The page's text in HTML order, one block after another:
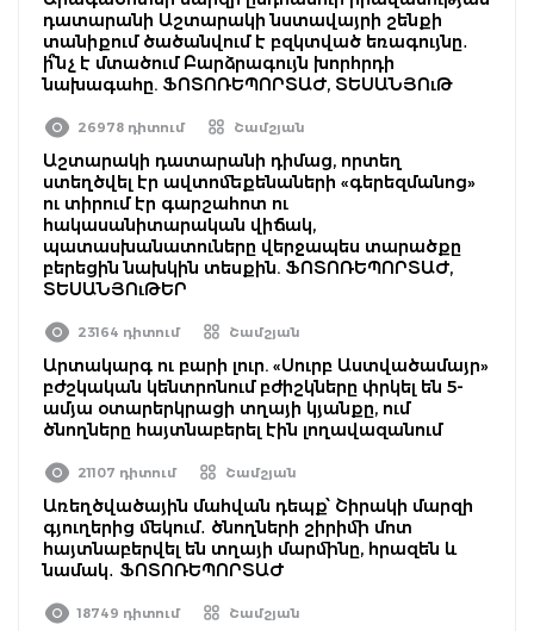
դատարանի Աշտարակի նստավայրի շենքի
տանիքում ծածանվում է բզկտված եռագույնը․
ի՞նչ է մտածում Բարձրագույն խորհրդի
նախագահը. ՖՈՏՈՌԵՊՈՐՏԱԺ, ՏԵՍԱՆՅՈւԹ
26978 դիտում Շամշյան
Աշտարակի դատարանի դիմաց, որտեղ
ստեղծվել էր ավտոմեքենաների «գերեզմանոց»
ու տիրում էր գարշահոտ ու
հակասանիտարական վիճակ,
պատասխանատուները վերջապես տարածքը
բերեցին նախկին տեսքին. ՖՈՏՈՌԵՊՈՐՏԱԺ,
ՏԵՍԱՆՅՈւԹԵՐ
23164 դիտում Շամշյան
Արտակարգ ու բարի լուր. «Սուրբ Աստվածամայր»
բժշկական կենտրոնում բժիշկները փրկել են 5-
ամյա օտարերկրացի տղայի կյանքը, ում
ծնողները հայտնաբերել էին լողավազանում
21107 դիտում Շամշյան
Առեղծվածային մահվան դեպք՝ Շիրակի մարզի
գյուղերից մեկում․ ծնողների շիրիմի մոտ
հայտնաբերվել են տղայի մարմինը, հրազեն և
նամակ․ ՖՈՏՈՌԵՊՈՐՏԱԺ
18749 դիտում Շամշյան